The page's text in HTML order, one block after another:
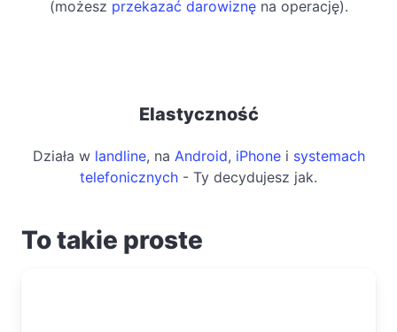
(możesz przekazać darowiznęna operację).
Elastyczność
Działa w landline, na Android, iPhonei systemach
telefonicznych - Ty decydujesz jak.
To takie proste